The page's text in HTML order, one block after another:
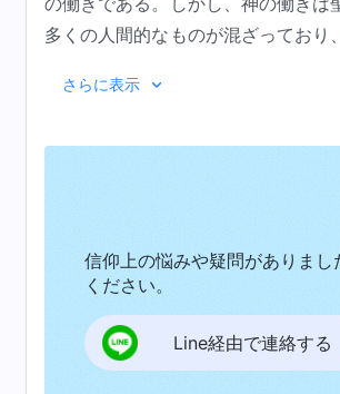
多くの人間的なものが混ざってお
異なり、国によっても異なる。も
慎重だからである。受肉した肉に
の素質に従って変化する。受肉し
じではない。簡潔に言えば、どの
働きの原則も働きの対象であるさ
づいてさまざまな人に働きかけ、
しない。そこで、聖霊の人への働
る本質は変化しないし、人に本来
さらに表示
信仰上の悩みや疑問がありま
ください。
Line経由で連絡する